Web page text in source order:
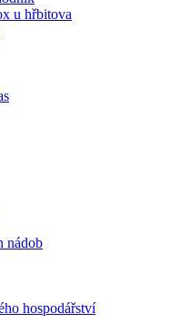
u hřbitova
nádob
hospodářství